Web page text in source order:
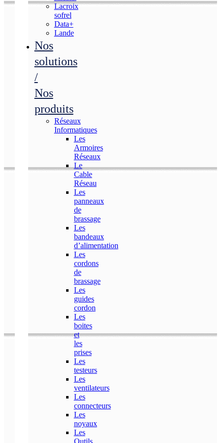
Lacroix
sofrel
Data+
Lande
Nos
solutions
/
Nos
produits
Réseaux
Informatiques
Les
Armoires
Réseaux
Le
Cable
Réseau
Les
panneaux
de
brassage
Les
bandeaux
d’alimentation
Les
cordons
de
brassage
Les
guides
cordon
Les
boites
et
les
prises
Les
testeurs
Les
ventilateurs
Les
connecteurs
Les
noyaux
Les
Outils